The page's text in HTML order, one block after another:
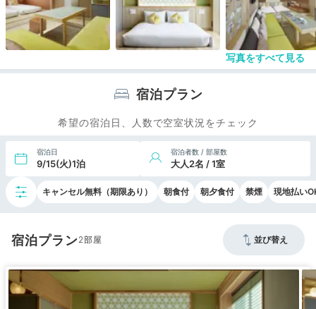
写真をすべて見る
宿泊プラン
希望の宿泊日、人数で空室状況をチェック
宿泊日
9/15(火)1泊
宿泊者数 / 部屋数
大人2名 / 1室
キャンセル無料（期限あり） 朝食付 朝夕食付 禁煙 現地払い
宿泊プラン2 並び替え